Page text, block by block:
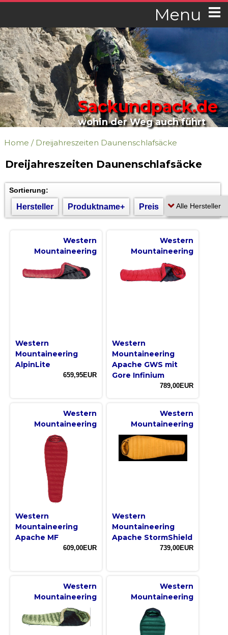
Menu
Sackundpack.de
wohin der Weg auch führt
Home / Dreijahreszeiten Daunenschlafsäcke
Dreijahreszeiten Daunenschlafsäcke
Sortierung:
Hersteller Produktname+ Preis
Western
Mountaineering
Western
Mountaineering
AlpinLite
659,95EUR
Western
Mountaineering
Western
Mountaineering
Apache GWS mit
Gore Infinium
789,00EUR
Western
Mountaineering
Western
Mountaineering
Apache MF
609,00EUR
Western
Mountaineering
Western
Mountaineering
Apache StormShield
739,00EUR
Western
Mountaineering
Western
Mountaineering